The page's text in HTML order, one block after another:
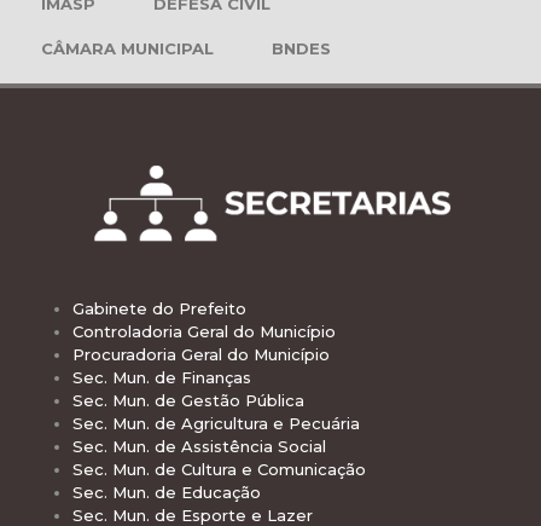
CÂMARA MUNICIPAL BNDES
Gabinete do Prefeito
Controladoria Geral do Município
Procuradoria Geral do Município
Sec. Mun. de Finanças
Sec. Mun. de Gestão Pública
Sec. Mun. de Agricultura e Pecuária
Sec. Mun. de Assistência Social
Sec. Mun. de Cultura e Comunicação
Sec. Mun. de Educação
Sec. Mun. de Esporte e Lazer